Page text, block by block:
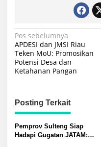
Navigasi
pos
Pos sebelumnya
APDESI dan JMSI Riau
Teken MoU: Promosikan
Potensi Desa dan
Ketahanan Pangan
Posting Terkait
Pemprov Sulteng Siap
Hadapi Gugatan JATAM: